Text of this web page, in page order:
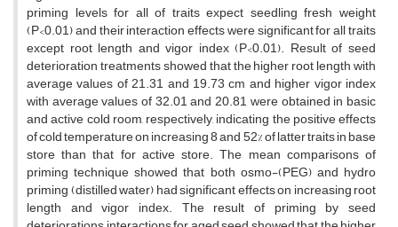
priming levels for all of traits expect seedling fresh weight
(P<0.01) and their interaction effects were significant for all traits
except root length and vigor index (P<0.01). Result of seed
deterioration treatments showed that the higher root length with
average values of 21.31 and 19.73 cm and higher vigor index
with average values of 32.01 and 20.81 were obtained in basic
and active cold room, respectively, indicating the positive effects
of cold temperature on increasing 8 and 52% of latter traits in base
store than that for active store. The mean comparisons of
priming technique showed that both osmo-(PEG) and hydro
priming (distilled water) had significant effects on increasing root
length and vigor index. The result of priming by seed